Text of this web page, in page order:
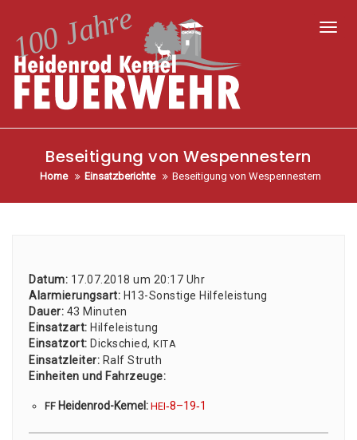
Beseitigung von Wespennestern
Home Einsatzberichte Beseitigung von Wespennestern
Datum: 17.07.2018 um 20:17 Uhr
Alar­mie­rungs­art: H13-Sons­ti­ge Hil­fe­leis­tung
Dau­er: 43 Minu­ten
Ein­satz­art: Hil­fe­leis­tung
Ein­satz­ort: Dick­schied, KITA
Ein­satz­lei­ter: Ralf Struth
Ein­hei­ten und Fahr­zeu­ge:
FF Hei­den­rod-Kemel: HEI‑8–19‑1